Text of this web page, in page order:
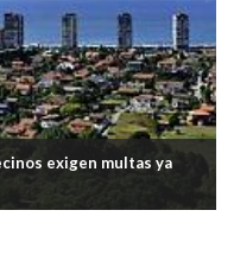
exigen multas ya